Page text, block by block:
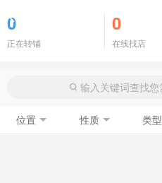
0
正在转铺
0
在线找店
位置 性质 类型